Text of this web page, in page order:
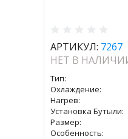
АРТИКУЛ: 7267
НЕТ В
Тип:
Охлаждение:
Нагрев:
Установка Бутыли:
Размер:
Особенность: